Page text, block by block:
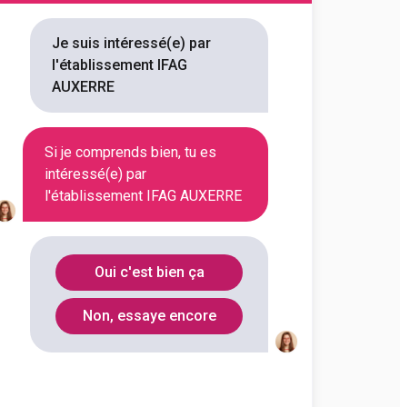
Je suis intéressé(e) par
l'établissement IFAG
AUXERRE
Si je comprends bien, tu es
intéressé(e) par
l'établissement IFAG AUXERRE
Oui c'est bien ça
Non, essaye encore